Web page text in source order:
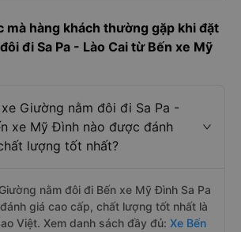
mà hàng khách thường gặp khi đặt
đi Sa Pa - Lào Cai từ Bến xe Mỹ
xe Giường nằm đôi đi Sa Pa -
xe Mỹ Đình nào được đánh
lượng tốt nhất?
nằm đôi đi Bến xe Mỹ Đình Sa Pa
giá cao cấp, chất lượng tốt nhất là
Việt. Xem danh sách đầy đủ: Xe Bến